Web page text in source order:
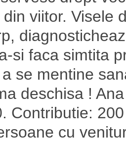
viitor. Visele
si faca simtita
se mentine
deschisa !
Contributie:
cu